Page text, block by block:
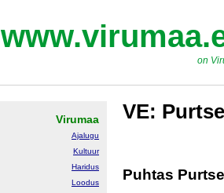
on
VE:
Puhtas
Virumaa
Ajalugu
Kultuur
Haridus
Loodus